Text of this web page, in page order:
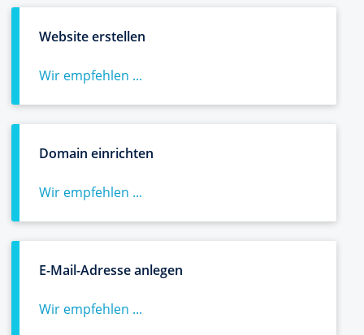
Website erstellen
Wir empfehlen ...
Domain einrichten
Wir empfehlen ...
E-Mail-Adresse anlegen
Wir empfehlen ...